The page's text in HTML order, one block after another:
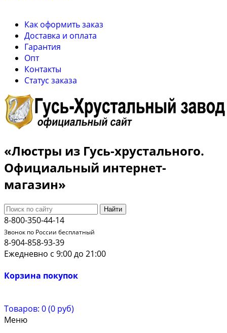
Как оформить заказ
Доставка и оплата
Гарантия
Опт
Контакты
Cтатус заказа
«Люстры из Гусь-хрустального.
Официальный интернет-
магазин»
Найти
8-800-350-44-14
Звонок по России бесплатный
8-904-858-93-39
Ежедневно с 9:00 до 21:00
Корзина покупок
Товаров: 0 (0 руб)
Меню